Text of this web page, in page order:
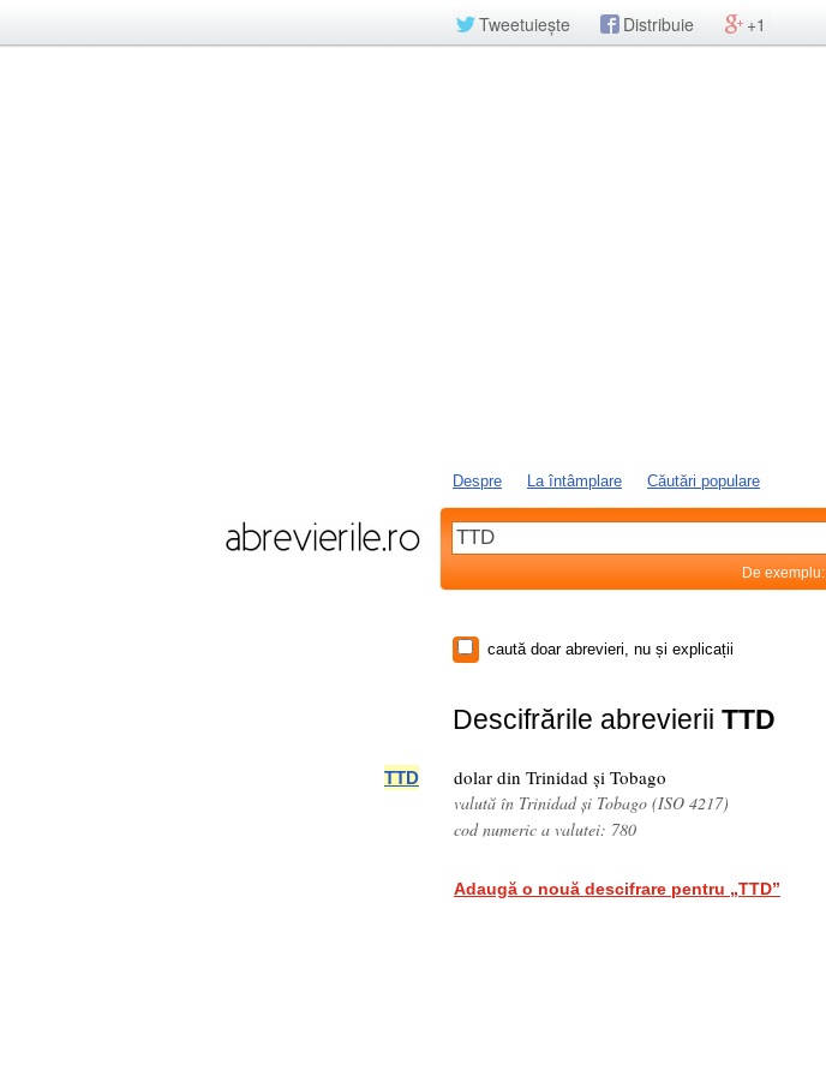
Tweetuiește Distribuie +1
Despre La întâmplare Căutări populare
De exemplu:
caută doar abrevieri, nu și explicații
Descifrările abrevierii TTD
TTD dolar din Trinidad și Tobago
valută în Trinidad și Tobago (ISO 4217)
cod numeric a valutei: 780
Adaugă o nouă descifrare pentru „TTD”